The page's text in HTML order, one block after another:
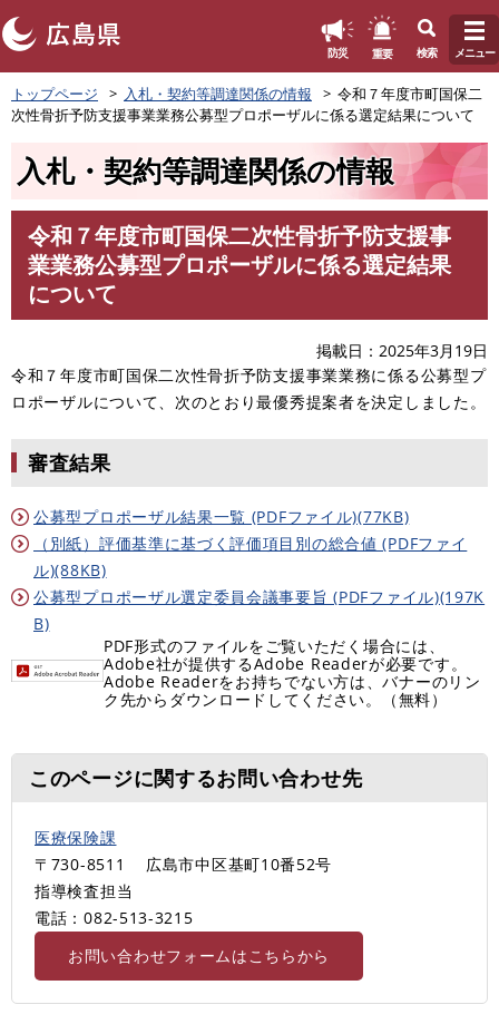
ペ
ー
ジ
防災 重要 検索 メニュー
トップページ 入札・契約等調達関係の情報
令和７年度市町国保二
次性骨折予防支援事業業務公募型プロポーザルに係る選定結果について
入札・契約等調達関係の情報
令和７年度市町国保二次性骨折予防支援事
業業務公募型プロポーザルに係る選定結果
について
掲載日
2025年3月19日
令和７年度市町国保二次性骨折予防支援事業業務に係る公募型プ
ロポーザルについて、次のとおり最優秀提案者を決定しました。
審査結果
公募型プロポーザル結果一覧 (PDFファイル)(77KB)
（別紙）評価基準に基づく評価項目別の総合値 (PDFファイ
ル)(88KB)
公募型プロポーザル選定委員会議事要旨 (PDFファイル)(197K
B)
PDF形式のファイルをご覧いただく場合には、
Adobe社が提供するAdobe Readerが必要です。
Adobe Readerをお持ちでない方は、バナーのリン
ク先からダウンロードしてください。（無料）
このページに関するお問い合わせ先
医療保険課
〒730-8511
広島市中区基町10番52号
指導検査担当
電話：082-513-3215
お問い合わせフォームはこちらから